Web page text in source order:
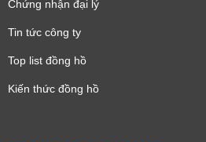
Chứng nhận đại lý
Tin tức công ty
Top list đồng hồ
Kiến thức đồng hồ